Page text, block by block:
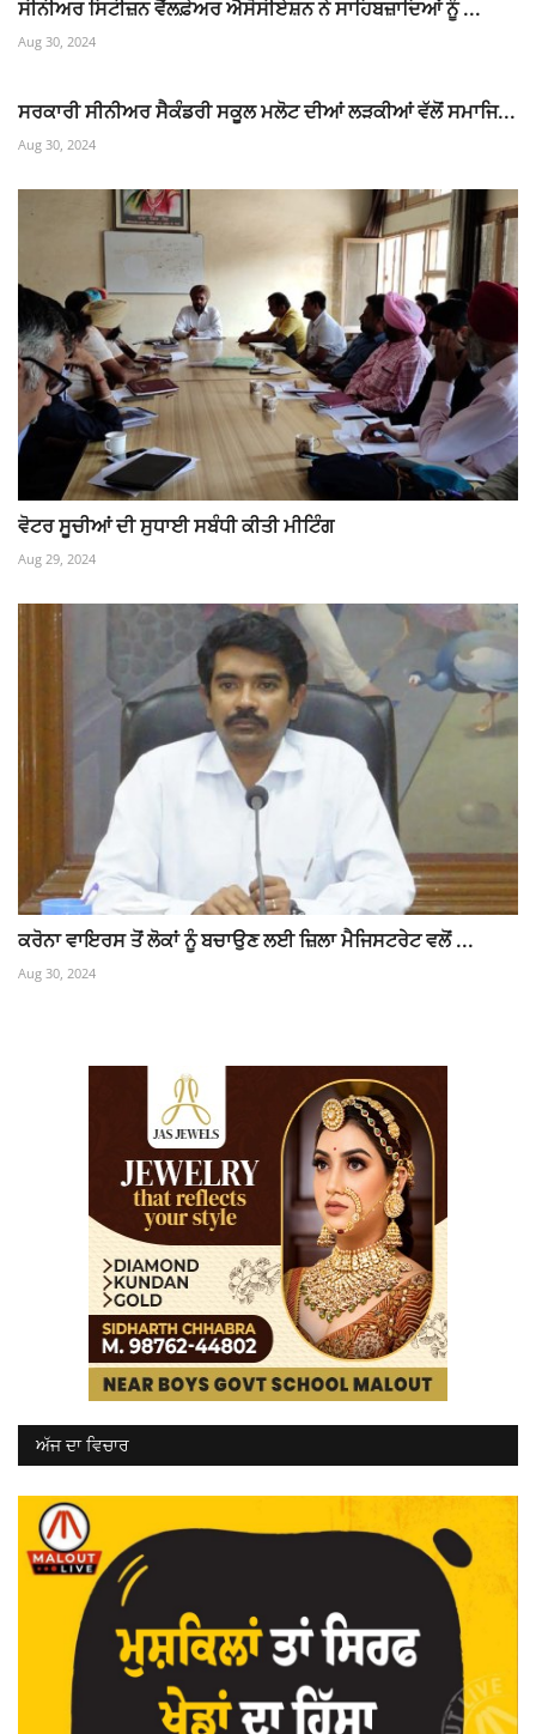
ਸੀਨੀਅਰ ਸਿਟੀਜ਼ਨ ਵੈੱਲਫ਼ੇਅਰ ਐਸੋਸੀਏਸ਼ਨ ਨੇ ਸਾਹਿਬਜ਼ਾਦਿਆਂ ਨੂੰ ...
Aug 30, 2024
ਸਰਕਾਰੀ ਸੀਨੀਅਰ ਸੈਕੰਡਰੀ ਸਕੂਲ ਮਲੋਟ ਦੀਆਂ ਲੜਕੀਆਂ ਵੱਲੋਂ ਸਮਾਜਿ...
Aug 30, 2024
ਵੋਟਰ ਸੂਚੀਆਂ ਦੀ ਸੁਧਾਈ ਸਬੰਧੀ ਕੀਤੀ ਮੀਟਿੰਗ
Aug 29, 2024
ਕਰੋਨਾ ਵਾਇਰਸ ਤੋਂ ਲੋਕਾਂ ਨੂੰ ਬਚਾਉਣ ਲਈ ਜ਼ਿਲਾ ਮੈਜਿਸਟਰੇਟ ਵਲੋਂ ...
Aug 30, 2024
ਅੱਜ ਦਾ ਵਿਚਾਰ